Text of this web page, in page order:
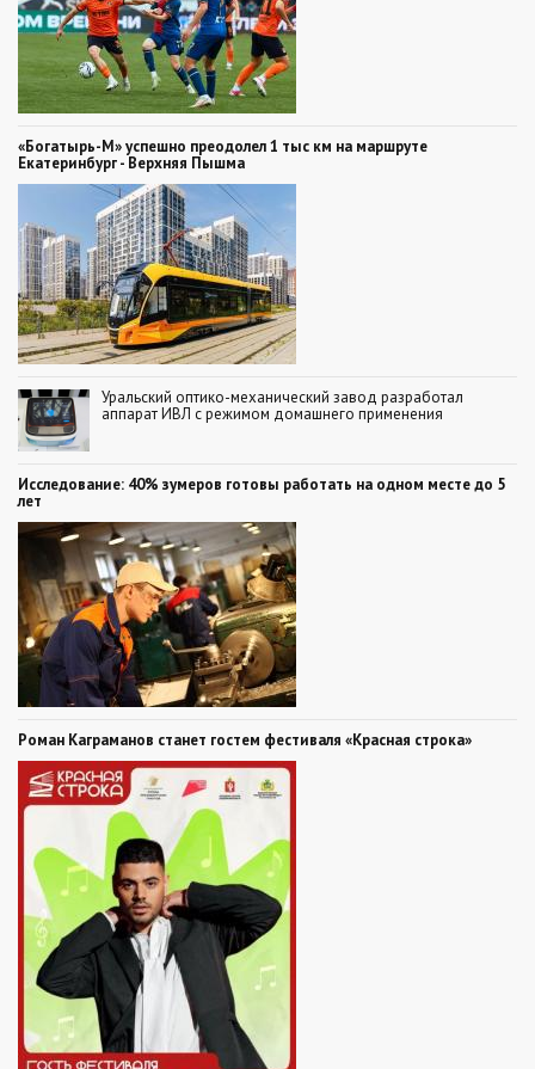
«Богатырь-М» успешно преодолел 1 тыс км на маршруте
Екатеринбург - Верхняя Пышма
Уральский оптико-механический завод разработал
аппарат ИВЛ с режимом домашнего применения
Исследование: 40% зумеров готовы работать на одном месте до 5
лет
Роман Каграманов станет гостем фестиваля «Красная строка»